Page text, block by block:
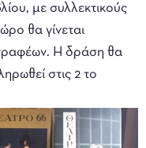
με συλλεκτικούς
θα γίνεται
Η δράση θα
στις 2 το